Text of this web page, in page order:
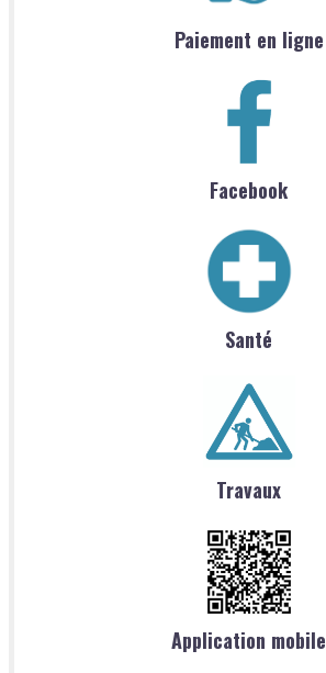
Paiement en ligne
Facebook
Santé
Travaux
Application mobile